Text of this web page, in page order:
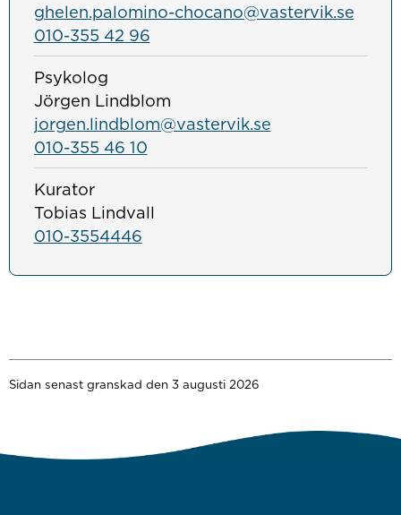
ghelen.palomino-chocano@vastervik.se
010-355 42 96
Psykolog
Jörgen Lindblom
jorgen.lindblom@vastervik.se
010-355 46 10
Kurator
Tobias Lindvall
010-3554446
Sidan senast granskad den 3 augusti 2026